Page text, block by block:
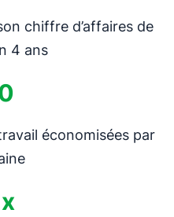
chiffre d’affaires de
4 ans
économisées par